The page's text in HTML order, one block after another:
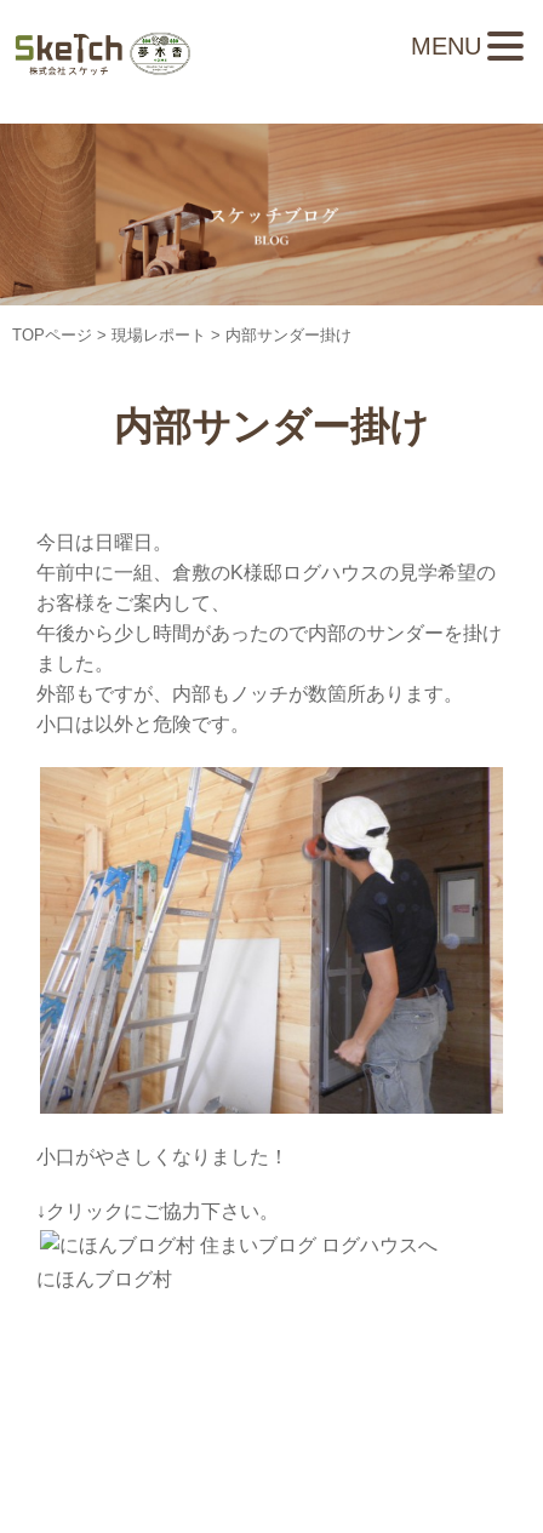
TOPページ > 現場レポート > 内部サンダー掛け
内部サンダー掛け
今日は日曜日。
午前中に一組、倉敷のK様邸ログハウスの見学希望の
お客様をご案内して、
午後から少し時間があったので内部のサンダーを掛け
ました。
外部もですが、内部もノッチが数箇所あります。
小口は以外と危険です。
小口がやさしくなりました！
↓クリックにご協力下さい。
にほんブログ村
MENU